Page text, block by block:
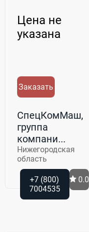
Цена не
указана
Заказать
СпецКомМаш,
группа
компани...
Нижегородская
область
+7 (800)
7004535
0.0